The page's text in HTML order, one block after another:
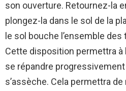
son ouverture. Retournez-la
plongez-la dans le sol de la
le sol bouche l’ensemble
Cette disposition permettra à
se répandre
s’assèche. Cela permettra